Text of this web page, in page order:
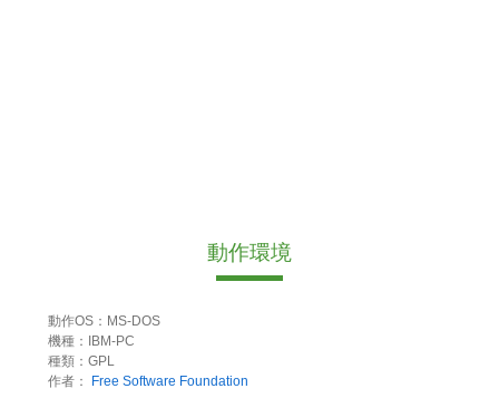
動作環境
動作OS：MS-DOS
機種：IBM-PC
種類：GPL
作者：
Free Software Foundation